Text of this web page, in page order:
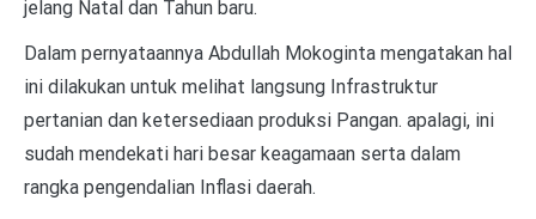
jelang Natal dan Tahun baru.
Dalam pernyataannya Abdullah Mokoginta mengatakan hal
ini dilakukan untuk melihat langsung Infrastruktur
pertanian dan ketersediaan produksi Pangan. apalagi, ini
sudah mendekati hari besar keagamaan serta dalam
rangka pengendalian Inflasi daerah.